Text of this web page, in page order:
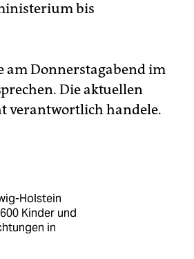
bis
am Donnerstagabend im
Die aktuellen
verantwortlich handele.
Holstein
Kinder und
in